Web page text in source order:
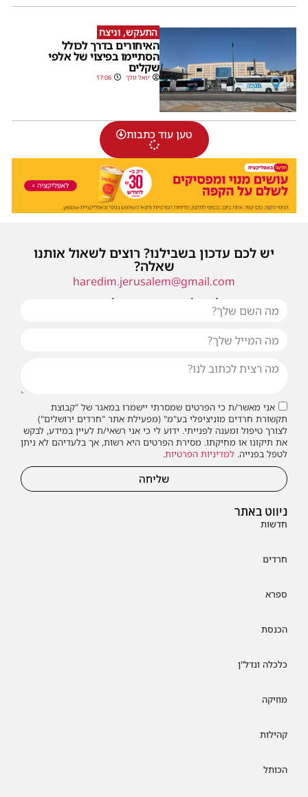
התעקש, וניצח
האיחורים בדרך לכולל
הסתיימו בפיצוי של אלפי
שקלים
יואל וולך 17:06
טען עוד כתבות
ניווט באתר
חדשות
חרדים
ספרא
הכנסת
כלכלה ונדל"ן
מוזיקה
קהילות
הכותל
יש לכם עדכון בשבילנו? רוצים לשאול אותנו
שאלה?
haredim.jerusalem@gmail.com
או שילחו אלינו פנייה ונחזור אליכם בהקדם
אני מאשר/ת כי הפרטים שמסרתי יישמרו במאגר של "קבוצת
תקשורת חרדים מוניציפלי בע"מ" (מפעילת אתר "חרדים ירושלים")
לצורך טיפול ומענה לפנייתי. ידוע לי כי אני רשאי/ת לעיין במידע, לבקש
את תיקונו או מחיקתו. מסירת הפרטים היא רשות, אך בלעדיהם לא ניתן
לטפל בפנייה. למדיניות הפרטיות.
שליחה